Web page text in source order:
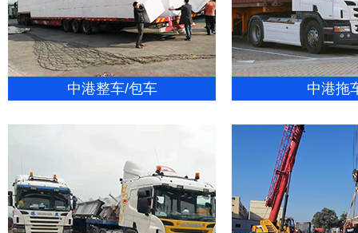
中港整车/包车 中港拖